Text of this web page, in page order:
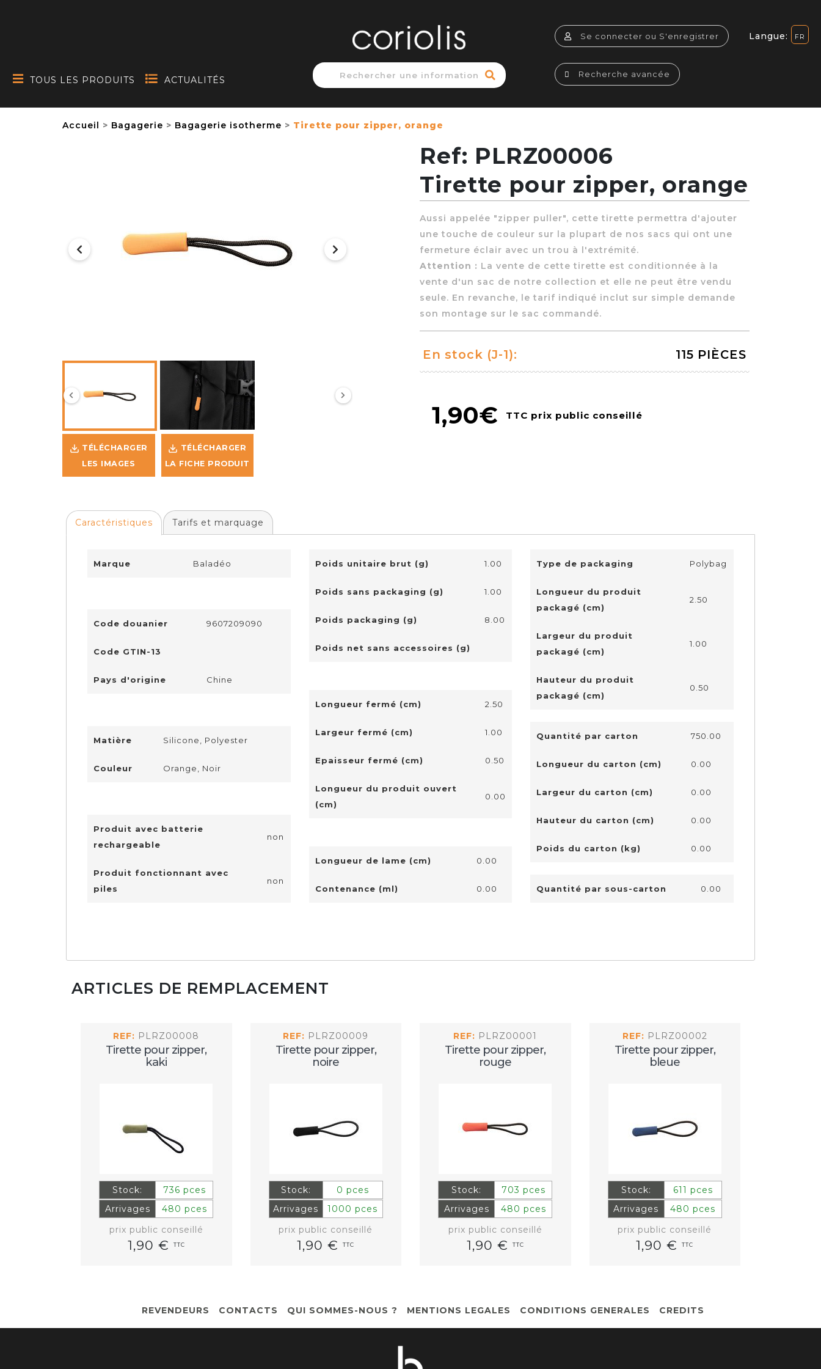
TOUS LES PRODUITS ACTUALITÉS
Langue:
Se connecter ou S'enregistrer
Recherche avancée
Accueil Bagagerie Bagagerie isotherme Tirette pour zipper, orange
TÉLÉCHARGER
LES IMAGES
TÉLÉCHARGER
LA FICHE PRODUIT
Ref: PLRZ00006
Tirette pour zipper, orange
Aussi appelée "zipper puller", cette tirette permettra d'ajouter
une touche de couleur sur la plupart de nos sacs qui ont une
fermeture éclair avec un trou à l'extrémité.
Attention : La vente de cette tirette est conditionnée à la
vente d'un sac de notre collection et elle ne peut être vendu
seule. En revanche, le tarif indiqué inclut sur simple demande
son montage sur le sac commandé.
En stock (J-1): 115 PIÈCES
1,90€ TTC prix public conseillé
Caractéristiques Tarifs et marquage
Marque Baladéo
Code douanier 9607209090
Code GTIN-13
Pays d'origine Chine
Matière Silicone, Polyester
Couleur Orange, Noir
Produit avec batterie
rechargeable
non
Produit fonctionnant avec
piles
non
Poids unitaire brut (g) 1.00
Poids sans packaging (g) 1.00
Poids packaging (g) 8.00
Poids net sans accessoires (g)
Longueur fermé (cm) 2.50
Largeur fermé (cm) 1.00
Epaisseur fermé (cm) 0.50
Longueur du produit ouvert
(cm)
0.00
Longueur de lame (cm) 0.00
Contenance (ml) 0.00
Type de packaging Polybag
Longueur du produit
packagé (cm)
2.50
Largeur du produit
packagé (cm)
1.00
Hauteur du produit
packagé (cm)
0.50
Quantité par carton 750.00
Longueur du carton (cm) 0.00
Largeur du carton (cm) 0.00
Hauteur du carton (cm) 0.00
Poids du carton (kg) 0.00
Quantité par sous-carton 0.00
ARTICLES DE REMPLACEMENT
REF: PLRZ00008
Tirette pour zipper,
kaki
Stock:
736 pces
Arrivages
480 pces
prix public conseillé
1,90 € TTC
REF: PLRZ00009
Tirette pour zipper,
noire
Stock:
0 pces
Arrivages
1000 pces
prix public conseillé
1,90 €TTC
REF: PLRZ00001
Tirette pour zipper,
rouge
Stock:
703 pces
Arrivages
480 pces
prix public conseillé
1,90 € TTC
REF: PLRZ00002
Tirette pour zipper,
bleue
Stock:
611 pces
Arrivages
480 pces
prix public conseillé
1,90 €TTC
REVENDEURS CONTACTS QUI SOMMES-NOUS ? MENTIONS LEGALES CONDITIONS GENERALES CREDITS